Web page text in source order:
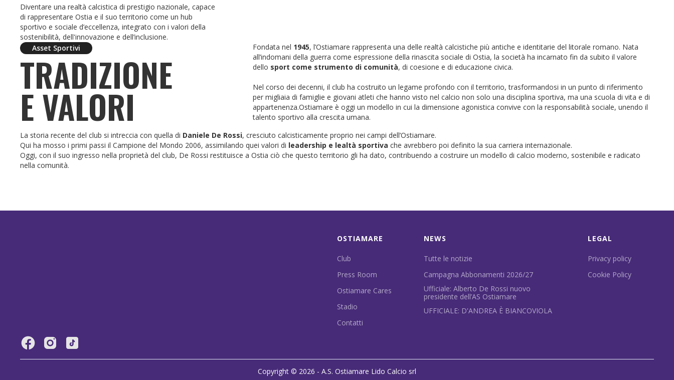
Diventare una realtà calcistica di prestigio nazionale, capace
di rappresentare Ostia e il suo territorio come un hub
sportivo e sociale d’eccellenza, integrato con i valori della
sostenibilità, dell'innovazione e dell’inclusione.
Asset Sportivi
TRADIZIONE
E VALORI
Fondata nel 1945, l’Ostiamare rappresenta una delle realtà calcistiche più antiche e identitarie del litorale romano. Nata
all’indomani della guerra come espressione della rinascita sociale di Ostia, la società ha incarnato fin da subito il valore
dello sport come strumento di comunità, di coesione e di educazione civica.
Nel corso dei decenni, il club ha costruito un legame profondo con il territorio, trasformandosi in un punto di riferimento
per migliaia di famiglie e giovani atleti che hanno visto nel calcio non solo una disciplina sportiva, ma una scuola di vita e di
appartenenza.Ostiamare è oggi un modello in cui la dimensione agonistica convive con la responsabilità sociale, unendo il
talento sportivo alla crescita umana.
La storia recente del club si intreccia con quella di Daniele De Rossi, cresciuto calcisticamente proprio nei campi dell’Ostiamare.
Qui ha mosso i primi passi il Campione del Mondo 2006, assimilando quei valori di leadership e lealtà sportiva che avrebbero poi definito la sua carriera internazionale.
Oggi, con il suo ingresso nella proprietà del club, De Rossi restituisce a Ostia ciò che questo territorio gli ha dato, contribuendo a costruire un modello di calcio moderno, sostenibile e radicato
nella comunità.
OSTIAMARE
Club
Press Room
Ostiamare Cares
Stadio
Contatti
NEWS
Tutte le notizie
Campagna Abbonamenti 2026/27
Ufficiale: Alberto De Rossi nuovo
presidente dell’AS Ostiamare
UFFICIALE: D'ANDREA È BIANCOVIOLA
LEGAL
Privacy policy
Cookie Policy
Copyright © 2026 - A.S. Ostiamare Lido Calcio srl